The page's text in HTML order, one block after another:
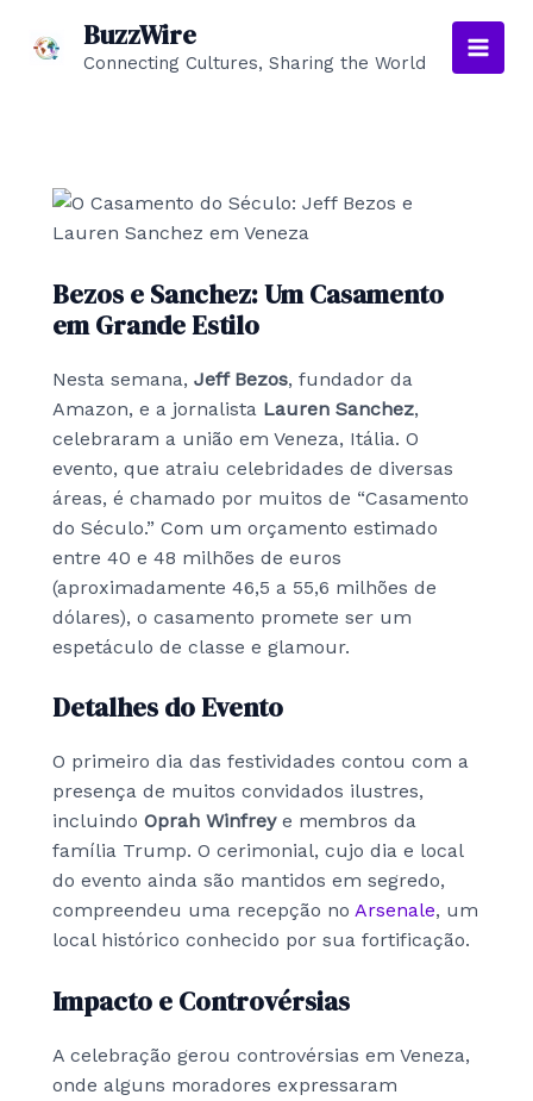
BuzzWire
Connecting Cultures, Sharing the World
Main
Bezos e Sanchez: Um Casamento
em Grande Estilo
Nesta semana, Jeff Bezos, fundador da
Amazon, e a jornalista Lauren Sanchez,
celebraram a união em Veneza, Itália. O
evento, que atraiu celebridades de diversas
áreas, é chamado por muitos de “Casamento
do Século.” Com um orçamento estimado
entre 40 e 48 milhões de euros
(aproximadamente 46,5 a 55,6 milhões de
dólares), o casamento promete ser um
espetáculo de classe e glamour.
Detalhes do Evento
O primeiro dia das festividades contou com a
presença de muitos convidados ilustres,
incluindo Oprah Winfreye membros da
família Trump. O cerimonial, cujo dia e local
do evento ainda são mantidos em segredo,
compreendeu uma recepção no Arsenale, um
local histórico conhecido por sua fortificação.
Impacto e Controvérsias
A celebração gerou controvérsias em Veneza,
onde alguns moradores expressaram